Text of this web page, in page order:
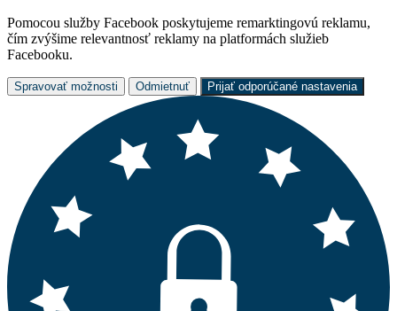
Pomocou služby Facebook poskytujeme remarktingovú reklamu,
čím zvýšime relevantnosť reklamy na platformách služieb
Facebooku.
Spravovať možnosti Odmietnuť Prijať odporúčané nastavenia